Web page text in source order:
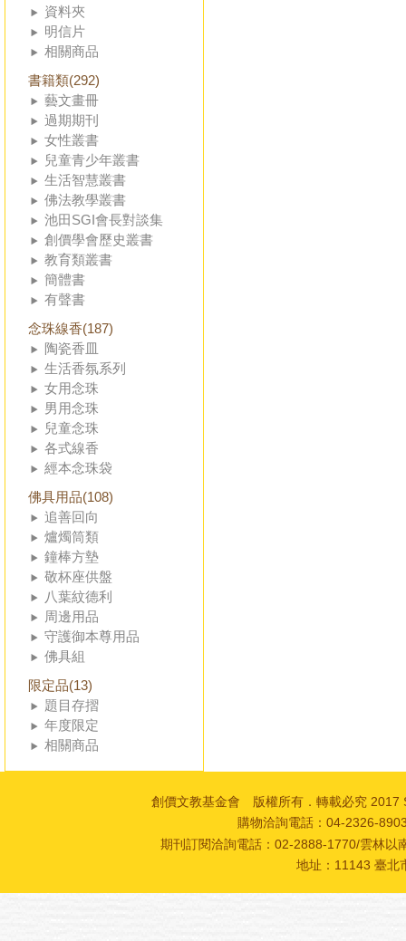
資料夾
明信片
相關商品
書籍類(292)
藝文畫冊
過期期刊
女性叢書
兒童青少年叢書
生活智慧叢書
佛法教學叢書
池田SGI會長對談集
創價學會歷史叢書
教育類叢書
簡體書
有聲書
念珠線香(187)
陶瓷香皿
生活香氛系列
女用念珠
男用念珠
兒童念珠
各式線香
經本念珠袋
佛具用品(108)
追善回向
爐燭筒類
鐘棒方墊
敬杯座供盤
八葉紋德利
周邊用品
守護御本尊用品
佛具組
限定品(13)
題目存摺
年度限定
相關商品
創價文教基金會 版權所有．轉載必究 2017
購物洽詢電話：04-2326-
期刊訂閱洽詢電話：02-2888-1770/雲林
地址：11143 臺北